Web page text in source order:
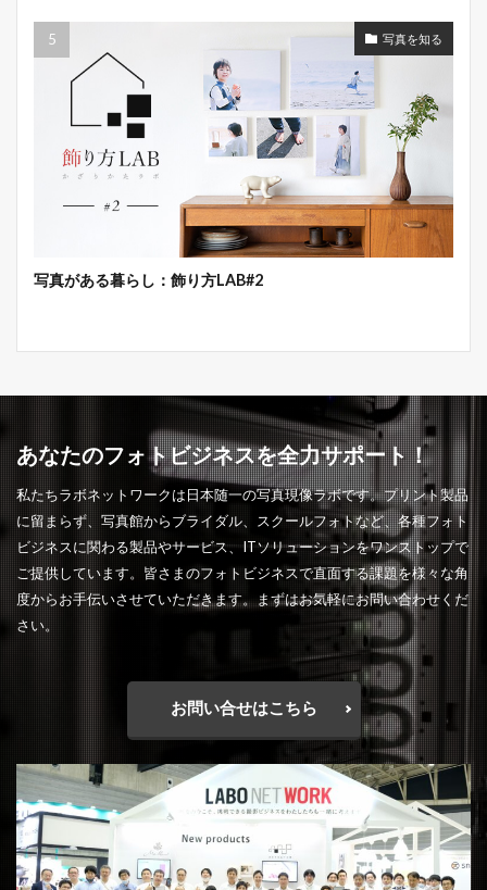
写真を知る
写真がある暮らし：飾り方LAB#2
あなたのフォトビジネスを全力サポート！
私たちラボネットワークは日本随一の写真現像ラボです。プリント製品
に留まらず、写真館からブライダル、スクールフォトなど、各種フォト
ビジネスに関わる製品やサービス、ITソリューションをワンストップで
ご提供しています。皆さまのフォトビジネスで直面する課題を様々な角
度からお手伝いさせていただきます。まずはお気軽にお問い合わせくだ
さい。
お問い合せはこちら